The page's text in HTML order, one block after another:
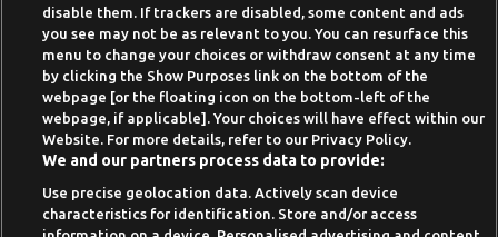
Casino Bonus ohne Einzahlung
50 Freispiele für 1 Euro
Online Casino Paypal
News-Archiv
disable them. If trackers are disabled, some content and ads
you see may not be as relevant to you. You can resurface this
menu to change your choices or withdraw consent at any time
by clicking the Show Purposes link on the bottom of the
webpage [or the floating icon on the bottom-left of the
webpage, if applicable]. Your choices will have effect within our
Website. For more details, refer to our Privacy Policy.
We and our partners process data to provide:
Use precise geolocation data. Actively scan device
characteristics for identification. Store and/or access